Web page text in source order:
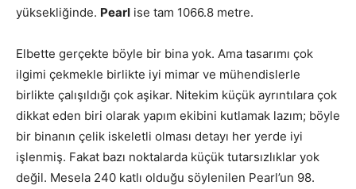
yüksekliğinde. Pearl ise tam 1066.8 metre.
Elbette gerçekte böyle bir bina yok. Ama tasarımı çok
ilgimi çekmekle birlikte iyi mimar ve mühendislerle
birlikte çalışıldığı çok aşikar. Nitekim küçük ayrıntılara çok
dikkat eden biri olarak yapım ekibini kutlamak lazım; böyle
bir binanın çelik iskeletli olması detayı her yerde iyi
işlenmiş. Fakat bazı noktalarda küçük tutarsızlıklar yok
değil. Mesela 240 katlı olduğu söylenilen Pearl’un 98.